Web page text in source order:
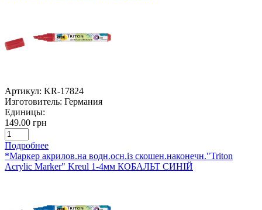
Артикул: KR-17824
Изготовитель: Германия
Единицы:
149.00 грн
Подробнее
*Маркер акрилов.на водн.осн.із скошен.наконечн."Triton
Acrylic Marker" Kreul 1-4мм КОБАЛЬТ СИНІЙ